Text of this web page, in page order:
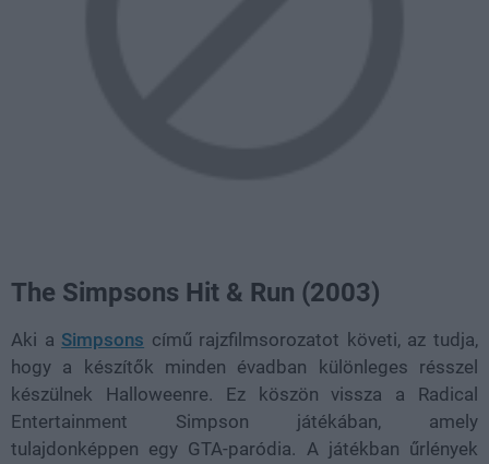
The Simpsons Hit & Run (2003)
Aki a Simpsons című rajzfilmsorozatot követi, az tudja,
hogy a készítők minden évadban különleges résszel
készülnek Halloweenre. Ez köszön vissza a Radical
Entertainment Simpson játékában, amely
tulajdonképpen egy GTA-paródia. A játékban űrlények